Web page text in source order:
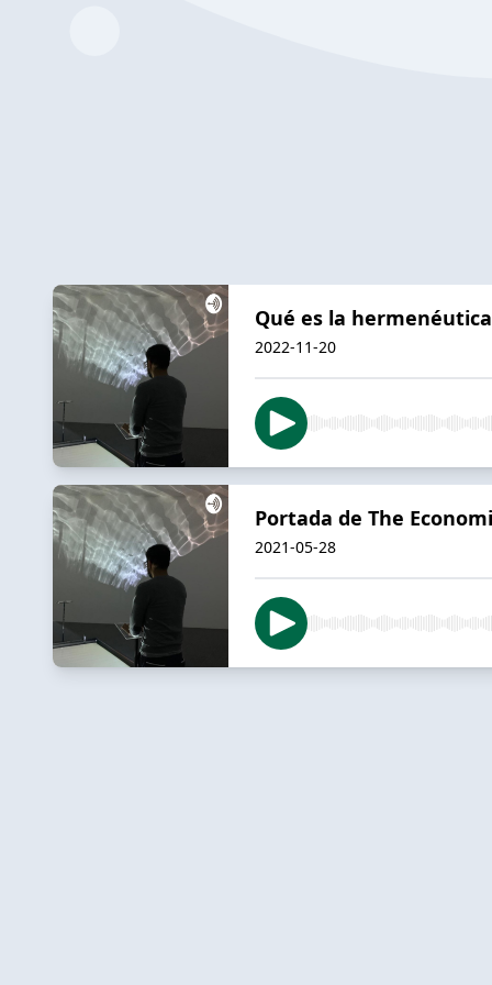
Qué es la
2022-11-20
Portada de The
2021-05-28